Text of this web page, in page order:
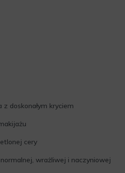
doskonałym kryciem
cery
wrażliwej i naczyniowej